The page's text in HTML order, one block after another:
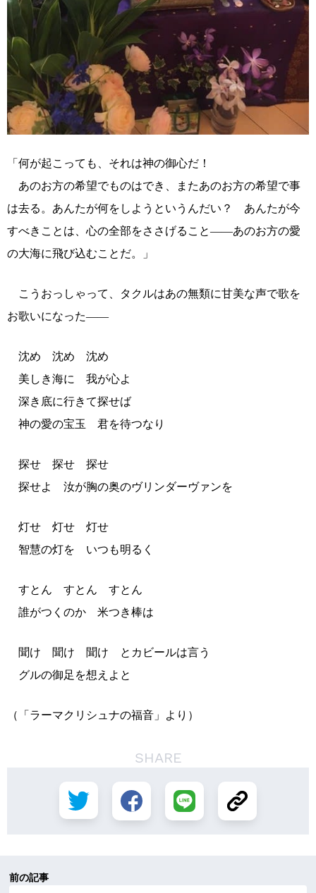
「何が起こっても、それは神の御心だ！
あのお方の希望でものはでき、またあのお方の希望で事
は去る。あんたが何をしようというんだい？ あんたが今
すべきことは、心の全部をささげること――あのお方の愛
の大海に飛び込むことだ。」
こうおっしゃって、タクルはあの無類に甘美な声で歌を
お歌いになった――
沈め 沈め 沈め
美しき海に 我が心よ
深き底に行きて探せば
神の愛の宝玉 君を待つなり
探せ 探せ 探せ
探せよ 汝が胸の奥のヴリンダーヴァンを
灯せ 灯せ 灯せ
智慧の灯を いつも明るく
すとん すとん すとん
誰がつくのか 米つき棒は
聞け 聞け 聞け とカビールは言う
グルの御足を想えよと
（「ラーマクリシュナの福音」より）
SHARE
前の記事